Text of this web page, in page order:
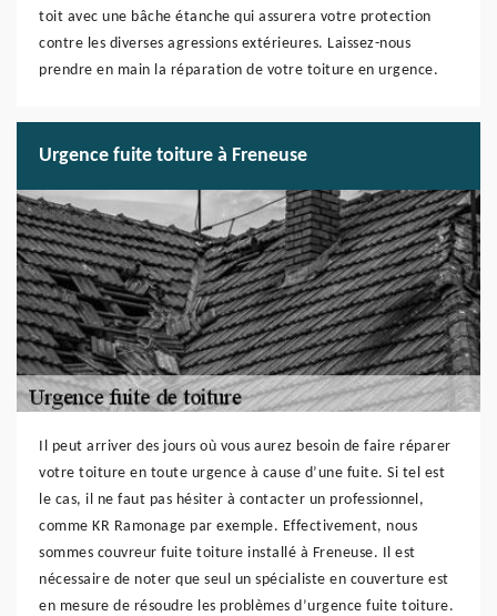
toit avec une bâche étanche qui assurera votre protection
contre les diverses agressions extérieures. Laissez-nous
prendre en main la réparation de votre toiture en urgence.
Urgence fuite toiture à Freneuse
Il peut arriver des jours où vous aurez besoin de faire réparer
votre toiture en toute urgence à cause d’une fuite. Si tel est
le cas, il ne faut pas hésiter à contacter un professionnel,
comme KR Ramonage par exemple. Effectivement, nous
sommes couvreur fuite toiture installé à Freneuse. Il est
nécessaire de noter que seul un spécialiste en couverture est
en mesure de résoudre les problèmes d’urgence fuite toiture.